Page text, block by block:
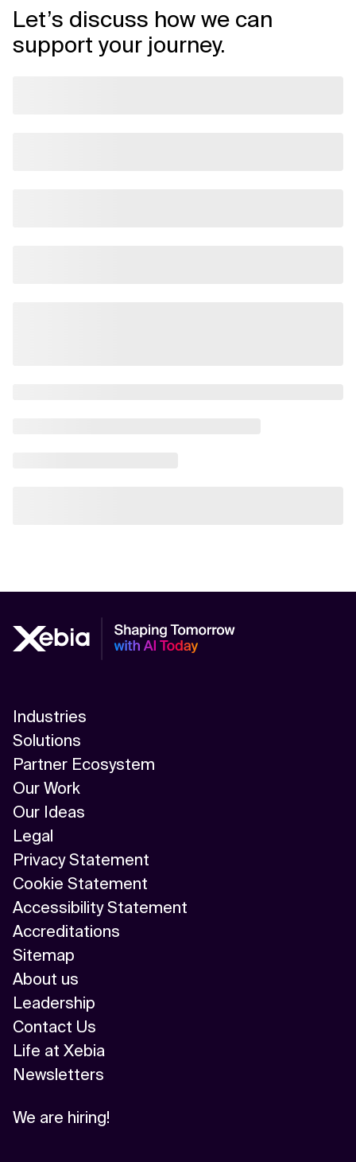
Let’s discuss how we can
support your journey.
Industries
Solutions
Partner Ecosystem
Our Work
Our Ideas
Legal
Privacy Statement
Cookie Statement
Accessibility Statement
Accreditations
Sitemap
About us
Leadership
Contact Us
Life at Xebia
Newsletters
We are hiring!